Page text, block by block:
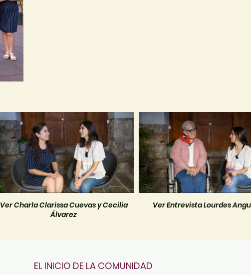
Ver Charla Clarissa Cuevas y Cecilia
Álvarez
Ver Entrevista Lourdes
EL INICIO DE LA COMUNIDAD